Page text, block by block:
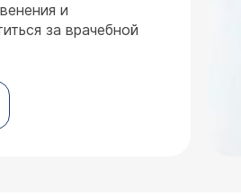
и
за врачебной